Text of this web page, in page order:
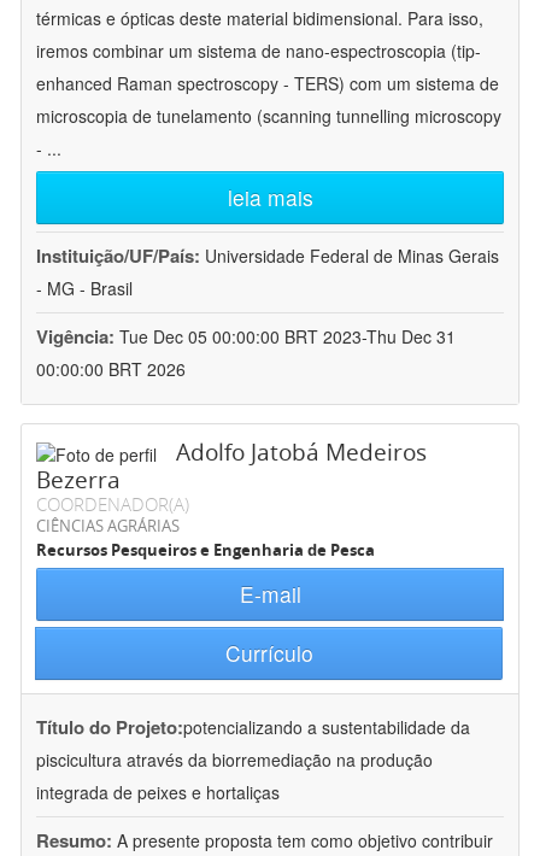
térmicas e ópticas deste material bidimensional. Para isso,
iremos combinar um sistema de nano-espectroscopia (tip-
enhanced Raman spectroscopy - TERS) com um sistema de
microscopia de tunelamento (scanning tunnelling microscopy
- ...
leia mais
Instituição/UF/País: Universidade Federal de Minas Gerais
- MG - Brasil
Vigência: Tue Dec 05 00:00:00 BRT 2023-Thu Dec 31
00:00:00 BRT 2026
Adolfo Jatobá Medeiros
Bezerra
COORDENADOR(A)
CIÊNCIAS AGRÁRIAS
Recursos Pesqueiros e Engenharia de Pesca
E-mail
Currículo
Título do Projeto:potencializando a sustentabilidade da
piscicultura através da biorremediação na produção
integrada de peixes e hortaliças
Resumo: A presente proposta tem como objetivo contribuir